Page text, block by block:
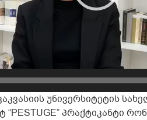
უნივერსიტეტის
“PESTUGE” პრაქტიკანტი